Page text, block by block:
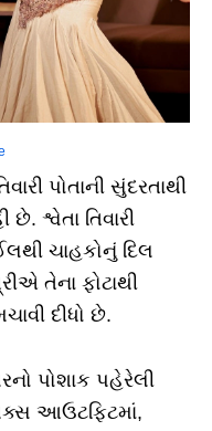
પોતાની સુંદરતાથી
શ્વેતા તિવારી
ચાહકોનું દિલ
તેના ફોટાથી
દીધો છે.
પોશાક પહેરેલી
આઉટફિટમાં,